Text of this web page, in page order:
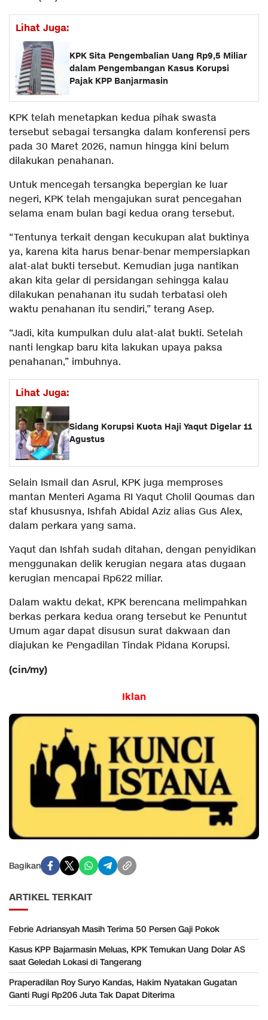
Lihat Juga:
KPK Sita Pengembalian Uang Rp9,5 Miliar
dalam Pengembangan Kasus Korupsi
Pajak KPP Banjarmasin
KPK telah menetapkan kedua pihak swasta
tersebut sebagai tersangka dalam konferensi pers
pada 30 Maret 2026, namun hingga kini belum
dilakukan penahanan.
Untuk mencegah tersangka bepergian ke luar
negeri, KPK telah mengajukan surat pencegahan
selama enam bulan bagi kedua orang tersebut.
“Tentunya terkait dengan kecukupan alat buktinya
ya, karena kita harus benar-benar mempersiapkan
alat-alat bukti tersebut. Kemudian juga nantikan
akan kita gelar di persidangan sehingga kalau
dilakukan penahanan itu sudah terbatasi oleh
waktu penahanan itu sendiri,” terang Asep.
“Jadi, kita kumpulkan dulu alat-alat bukti. Setelah
nanti lengkap baru kita lakukan upaya paksa
penahanan,” imbuhnya.
Lihat Juga:
Sidang Korupsi Kuota Haji Yaqut Digelar 11
Agustus
Selain Ismail dan Asrul, KPK juga memproses
mantan Menteri Agama RI Yaqut Cholil Qoumas dan
staf khususnya, Ishfah Abidal Aziz alias Gus Alex,
dalam perkara yang sama.
Yaqut dan Ishfah sudah ditahan, dengan penyidikan
menggunakan delik kerugian negara atas dugaan
kerugian mencapai Rp622 miliar.
Dalam waktu dekat, KPK berencana melimpahkan
berkas perkara kedua orang tersebut ke Penuntut
Umum agar dapat disusun surat dakwaan dan
diajukan ke Pengadilan Tindak Pidana Korupsi.
(cin/my)
Iklan
Bagikan
ARTIKEL TERKAIT
Febrie Adriansyah Masih Terima 50 Persen Gaji Pokok
Kasus KPP Bajarmasin Meluas, KPK Temukan Uang Dolar AS
saat Geledah Lokasi di Tangerang
Praperadilan Roy Suryo Kandas, Hakim Nyatakan Gugatan
Ganti Rugi Rp206 Juta Tak Dapat Diterima